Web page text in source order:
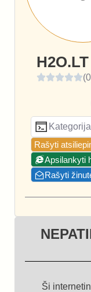
H2O.LT
Rašyti
Apsilankyti
Rašyti
Ši